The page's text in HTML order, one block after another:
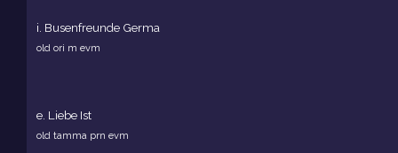
i. Busenfreunde Germa
old ori m evm
e. Liebe Ist
old tamma prn evm